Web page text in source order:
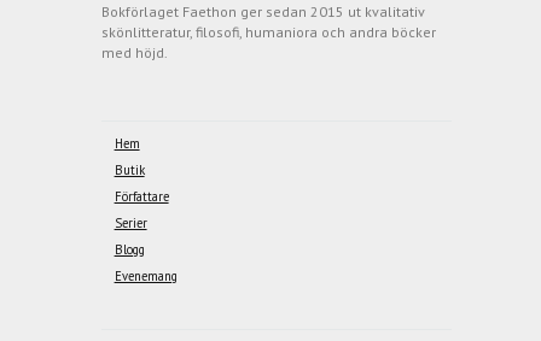
Bokförlaget Faethon ger sedan 2015 ut kvalitativ
skönlitteratur, filosofi, humaniora och andra böcker
med höjd.
Hem
Butik
Författare
Serier
Blogg
Evenemang